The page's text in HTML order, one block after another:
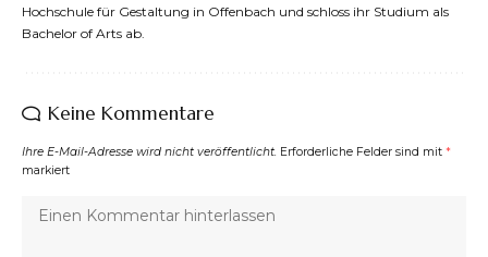
Hochschule für Gestaltung in Offenbach und schloss ihr Studium als
Bachelor of Arts ab.
Keine Kommentare
Ihre E-Mail-Adresse wird nicht veröffentlicht. Erforderliche Felder sind mit *
markiert